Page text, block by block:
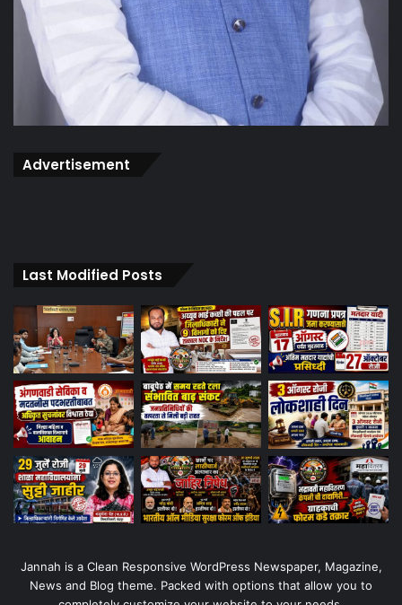
Advertisement
Last Modified Posts
Jannah is a Clean Responsive WordPress Newspaper, Magazine,
News and Blog theme. Packed with options that allow you to